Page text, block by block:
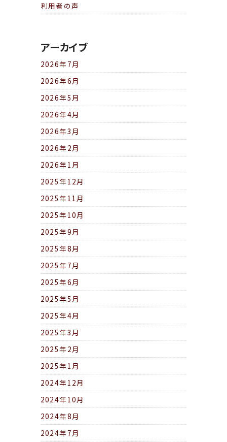
利用者の声
アーカイブ
2026年7月
2026年6月
2026年5月
2026年4月
2026年3月
2026年2月
2026年1月
2025年12月
2025年11月
2025年10月
2025年9月
2025年8月
2025年7月
2025年6月
2025年5月
2025年4月
2025年3月
2025年2月
2025年1月
2024年12月
2024年10月
2024年8月
2024年7月